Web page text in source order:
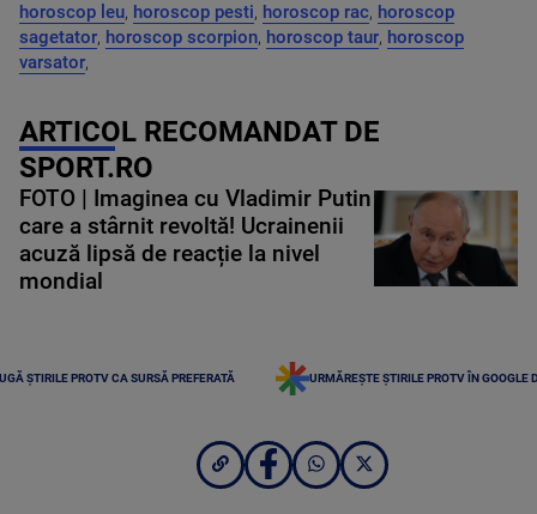
horoscop leu, horoscop pesti, horoscop rac, horoscop
sagetator, horoscop scorpion, horoscop taur, horoscop
varsator,
ARTICOL RECOMANDAT DE
SPORT.RO
FOTO | Imaginea cu Vladimir Putin
care a stârnit revoltă! Ucrainenii
acuză lipsă de reacție la nivel
mondial
ȘTIRILE PROTV CA SURSĂ PREFERATĂ URMĂREȘTE ȘTIRILE PROTV ÎN GOOGLE